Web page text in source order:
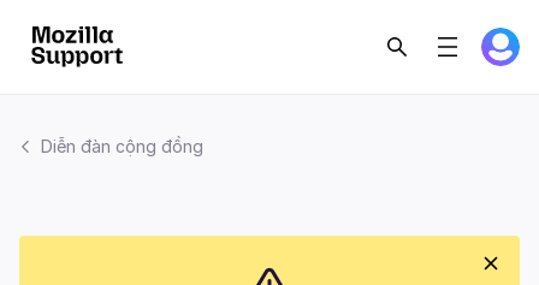
Diễn đàn cộng đồng